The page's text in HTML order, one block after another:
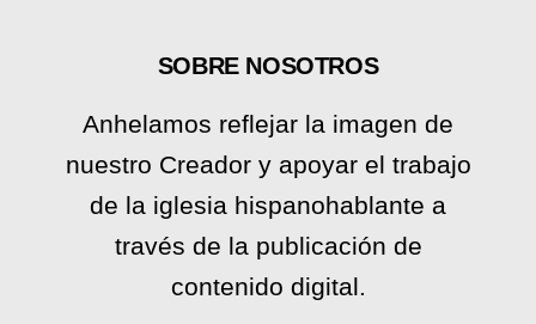
SOBRE NOSOTROS
Anhelamos reflejar la imagen de
nuestro Creador y apoyar el trabajo
de la iglesia hispanohablante a
través de la publicación de
contenido digital.